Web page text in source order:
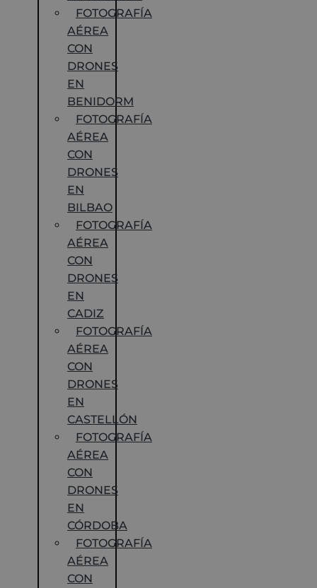
FOTOGRAFÍA
AÉREA
CON
DRONES
EN
BENIDORM
FOTOGRAFÍA
AÉREA
CON
DRONES
EN
BILBAO
FOTOGRAFÍA
AÉREA
CON
DRONES
EN
CADIZ
FOTOGRAFÍA
AÉREA
CON
DRONES
EN
CASTELLÓN
FOTOGRAFÍA
AÉREA
CON
DRONES
EN
CÓRDOBA
FOTOGRAFÍA
AÉREA
CON